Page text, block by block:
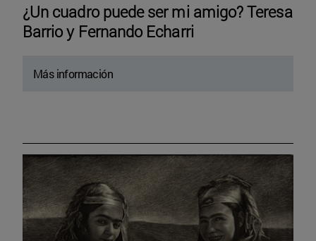
¿Un cuadro puede ser mi amigo? Teresa
Barrio y Fernando Echarri
Más información